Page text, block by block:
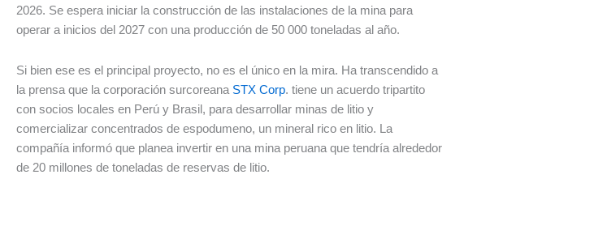
2026. Se espera iniciar la construcción de las instalaciones de la mina para
operar a inicios del 2027 con una producción de 50 000 toneladas al año.
Si bien ese es el principal proyecto, no es el único en la mira. Ha transcendido a
la prensa que la corporación surcoreana STX Corp. tiene un acuerdo tripartito
con socios locales en Perú y Brasil, para desarrollar minas de litio y
comercializar concentrados de espodumeno, un mineral rico en litio. La
compañía informó que planea invertir en una mina peruana que tendría alrededor
de 20 millones de toneladas de reservas de litio.